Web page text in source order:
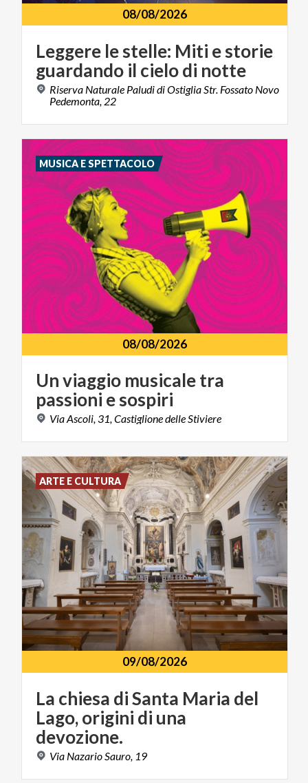
08/08/2026
Leggere lestelle: Miti estorie
guardando il cielodi notte
Riserva Naturale Paludi di Ostiglia Str. Fossato Novo
Pedemonta, 22
08/08/2026
Unviaggio musicaletra
passioni esospiri
ViaAscoli,31,CastiglionedelleStiviere
MUSICA E SPETTACOLO
09/08/2026
La chiesa di Santa Maria del
Lago, origini di una
devozione.
Via Nazario Sauro, 19
ARTE E CULTURA